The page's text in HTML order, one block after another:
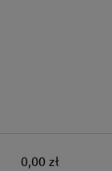
kosztów
0,00 zł